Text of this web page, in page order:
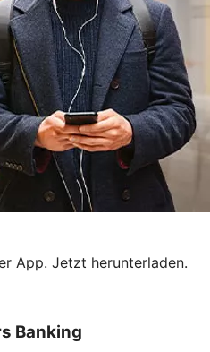
App. Jetzt herunterladen.
Banking